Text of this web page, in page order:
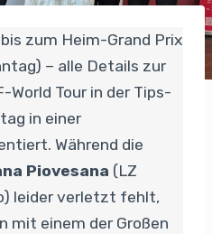
zum Heim-Grand Prix
– alle Details zur
Tour in der Tips-
in einer
Während die
Piovesana (LZ
leider verletzt fehlt,
mit einem der Großen